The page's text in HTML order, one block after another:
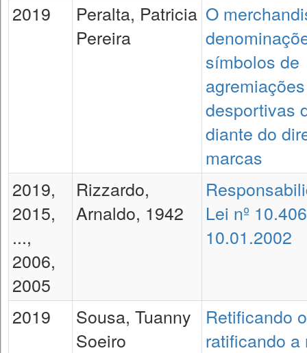
2019
Peralta, Patricia
Pereira
O
símbolos de
agremiações
desportivas
diante do
marcas
2019,
2015,
...,
2006,
2005
Rizzardo,
Arnaldo, 1942
Lei nº
10.01.2002
2019
Sousa, Tuanny
Soeiro
Retificando
ratificando a